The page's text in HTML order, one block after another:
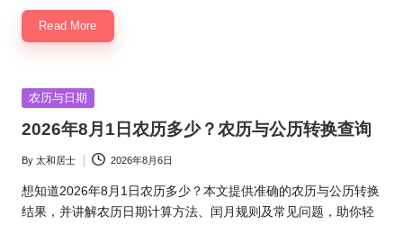
Read More
Posted
农历与日期
2026年8月1日农历多少？农历与公历转换查询
Posted
by
By 太和居士 2026年8月6日
想知道2026年8月1日农历多少？本文提供准确的农历与公历转换
结果，并讲解农历日期计算方法、闰月规则及常见问题，助你轻